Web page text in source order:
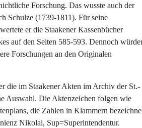
Forschung. Das wusste auch der
Schulze (1739-1811). Für seine
er die Staakener Kassenbücher
auf den Seiten 585-593. Dennoch
Forschungen an den Originalen
die im Staakener Akten im Archiv der St.-
Auswahl. Die Aktenzeichen folgen wie
die Zahlen in Klammern
Nikolai, Sup=Superintendentur.